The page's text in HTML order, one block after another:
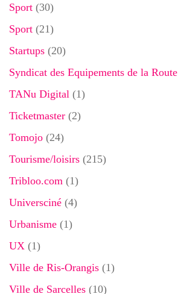
Sport (30)
Sport (21)
Startups (20)
Syndicat des Equipements de la Route
TANu Digital (1)
Ticketmaster (2)
Tomojo (24)
Tourisme/loisirs (215)
Tribloo.com (1)
Universciné (4)
Urbanisme (1)
UX (1)
Ville de Ris-Orangis (1)
Ville de Sarcelles (10)